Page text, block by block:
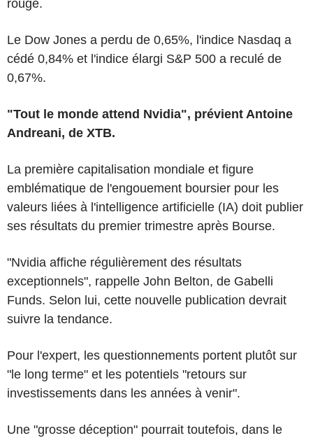
rouge.
Le Dow Jones a perdu de 0,65%, l'indice Nasdaq a
cédé 0,84% et l'indice élargi S&P 500 a reculé de
0,67%.
"Tout le monde attend Nvidia", prévient Antoine
Andreani, de XTB.
La première capitalisation mondiale et figure
emblématique de l'engouement boursier pour les
valeurs liées à l'intelligence artificielle (IA) doit publier
ses résultats du premier trimestre après Bourse.
"Nvidia affiche régulièrement des résultats
exceptionnels", rappelle John Belton, de Gabelli
Funds. Selon lui, cette nouvelle publication devrait
suivre la tendance.
Pour l'expert, les questionnements portent plutôt sur
"le long terme" et les potentiels "retours sur
investissements dans les années à venir".
Une "grosse déception" pourrait toutefois, dans le